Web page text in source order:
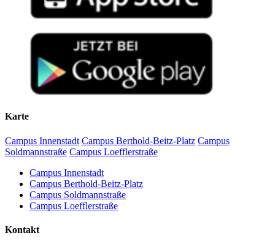
Karte
Campus Innenstadt Campus Berthold-Beitz-Platz Campus
Soldmannstraße Campus Loefflerstraße
Campus Innenstadt
Campus Berthold-Beitz-Platz
Campus Soldmannstraße
Campus Loefflerstraße
Kontakt